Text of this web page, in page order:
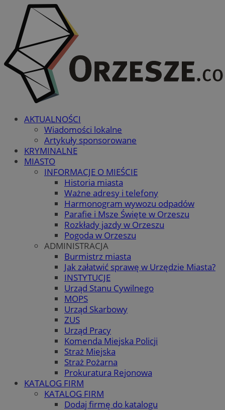
AKTUALNOŚCI
Wiadomości lokalne
Artykuły sponsorowane
KRYMINALNE
MIASTO
INFORMACJE O MIEŚCIE
Historia miasta
Ważne adresy i telefony
Harmonogram wywozu odpadów
Parafie i Msze Święte w Orzeszu
Rozkłady jazdy w Orzeszu
Pogoda w Orzeszu
ADMINISTRACJA
Burmistrz miasta
Jak załatwić sprawę w Urzędzie Miasta?
INSTYTUCJE
Urząd Stanu Cywilnego
MOPS
Urząd Skarbowy
ZUS
Urząd Pracy
Komenda Miejska Policji
Straż Miejska
Straż Pożarna
Prokuratura Rejonowa
KATALOG FIRM
KATALOG FIRM
Dodaj firmę do katalogu